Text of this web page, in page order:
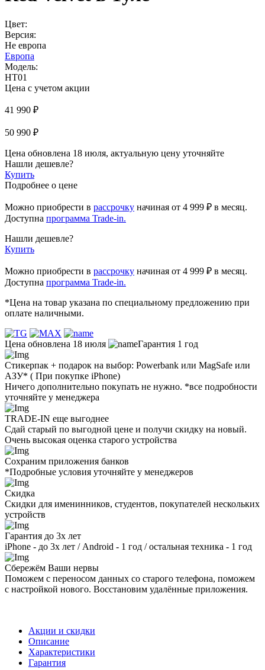
Цвет:
Версия:
Не европа
Европа
Модель:
HT01
Цена с учетом акции
41 990 ₽
50 990 ₽
Цена обновлена 18 июля, актуальную цену уточняйте
Нашли дешевле?
Купить
Подробнее о цене
Можно приобрести в рассрочку начиная от 4 999 ₽ в месяц.
Доступна программа Trade-in.
Нашли дешевле?
Купить
Можно приобрести в рассрочку начиная от 4 999 ₽ в месяц.
Доступна программа Trade-in.
*Цена на товар указана по специальному предложению при
оплате наличными.
Цена обновлена 18 июля Гарантия 1 год
Стикерпак + подарок на выбор: Powerbank или MagSafe или
AЗУ* ( При покупке iPhone)
Ничего дополнительно покупать не нужно. *все подробности
уточняйте у менеджера
TRADE-IN еще выгоднее
Сдай старый по выгодной цене и получи скидку на новый.
Очень высокая оценка старого устройства
Сохраним приложения банков
*Подробные условия уточняйте у менеджеров
Скидка
Скидки для именинников, студентов, покупателей нескольких
устройств
Гарантия до 3х лет
iPhone - до 3х лет / Android - 1 год / остальная техника - 1 год
Сбережём Ваши нервы
Поможем с переносом данных со старого телефона, поможем
с настройкой нового. Восстановим удалённые приложения.
Акции и скидки
Описание
Характеристики
Гарантия